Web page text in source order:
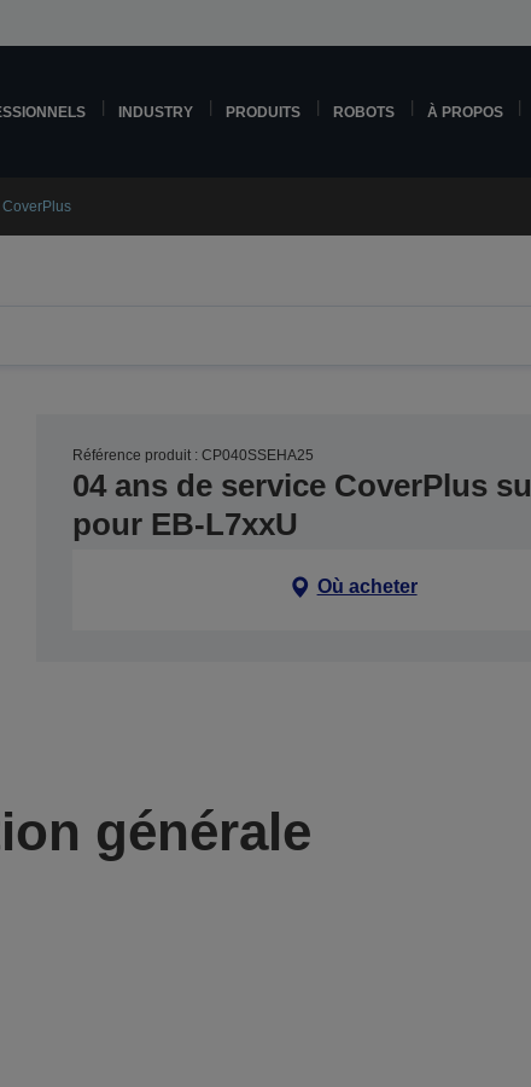
INDUSTRY PRODUITS ROBOTS À PROPOS
CoverPlus
Référence produit : CP040SSEHA25
04 ans de service CoverPlus
pour EB-L7xxU
Où acheter
générale